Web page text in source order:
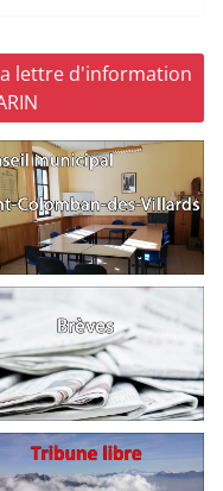
lettre d'information